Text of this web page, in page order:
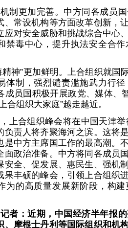
制更加完善。中方同各成员
、常设机构等方面改革创新，
应对安全威胁和挑战综合中心
禁毒中心，提升执法安全合
精神”更加鲜明。上合组织就国
体制，强烈谴责滥施武力行
成员国积极开展政党、媒体、
合组织大家庭”越走越近。
上合组织峰会将在中国天津
负责人将齐聚海河之滨。这将
是中方主席国工作的最高潮。
面政治准备。中方将同各成员
安全、促发展、惠民生、强机
果丰硕的峰会，引领上合组织
为的高质量发展新阶段，构
者：近期，中国经济半年报
、摩根士丹利等国际组织和机